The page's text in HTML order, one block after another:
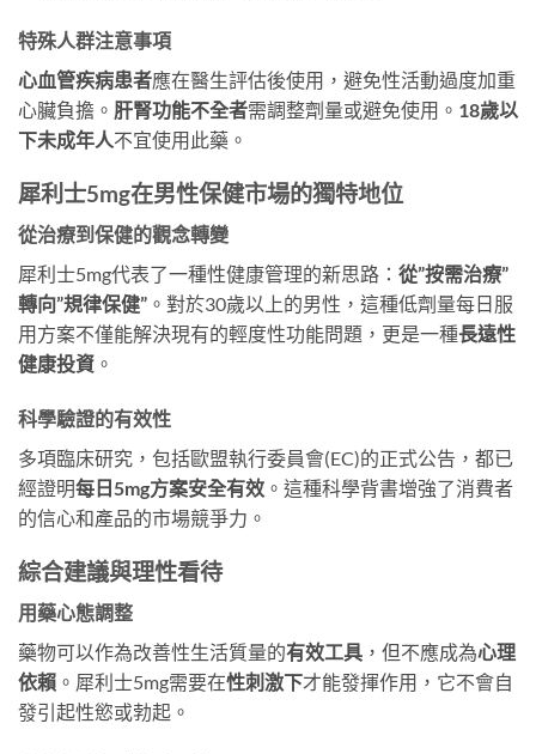
特殊人群注意事項
心血管疾病患者應在醫生評估後使用，避免性活動過度加重
心臟負擔。​ 肝腎功能不全者需調整劑量或避免使用。​ 18歲以
下未成年人不宜使用此藥。
犀利士5mg在男性保健市場的獨特地位
從治療到保健的觀念轉變
犀利士5mg代表了一種性健康管理的新思路：​ 從”按需治療”
轉向”規律保健”​ 。對於30歲以上的男性，這種低劑量每日服
用方案不僅能解決現有的輕度性功能問題，更是一種長遠性
健康投資 ​。
科學驗證的有效性
多項臨床研究，包括歐盟執行委員會(EC)的正式公告，都已
經證明每日5mg方案安全有效 ​。這種科學背書增強了消費者
的信心和產品的市場競爭力。
綜合建議與理性看待
用藥心態調整
藥物可以作為改善性生活質量的有效工具 ，但不應成為心理
依賴 。犀利士5mg需要在性刺激下才能發揮作用，它不會自
發引起性慾或勃起。